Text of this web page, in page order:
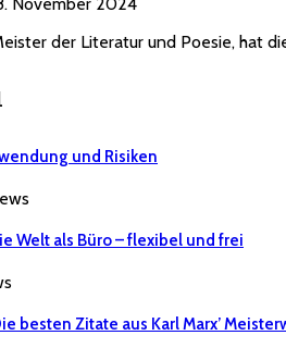
November 2024
der Literatur und Poesie, hat
und Risiken
Welt als Büro – flexibel und frei
besten Zitate aus Karl Marx’